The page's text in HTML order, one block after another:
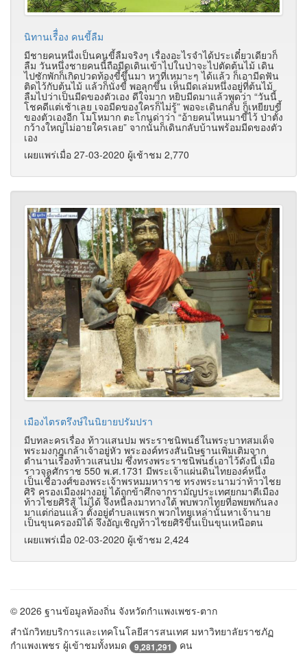
นิทานเรืื่อง คนขี้ลืม
มีชายคนหนึ่งเป็นคนขี้ลืมจริงๆ เรื่องอะไรจำได้ประเดี๋ยวเดียวก็
ลืม วันหนึ่งชายคนนี้ถือมีดเดินเข้าไปในป่าจะไปตัดต้นไม้ เดิน
ไปซักพักก็เกิดปวดท้องขี้ขึ้นมา หาที่เหมาะๆ ได้แล้ว ก็เอามีดฟัน
ติดไว้กับต้นไม้ แล้วก็นั่งขี้ พอลุกขึ้น เห็นมีดเล่มหนึ่งอยู่ที่ต้นไม้
ลืมไปว่าเป็นมีดของตัวเอง ดีใจมาก หยิบมีดมาแล้วพูดว่า “วันนี้
โชคดีแต่เช้าเลย เจอมีดของใครก็ไม่รู้” พอจะเดินกลับ ก็เหยียบขี้
ของตัวเองอีก โมโหมาก ตะโกนด่าว่า “อ้ายคนไหนมาขี้ไว้ ป่าตั้ง
กว้างใหญ่ไม่อายใครเลย” จากนั้นก็เดินกลับบ้านพร้อมมีดของตัว
เอง
เผยแพร่เมื่อ 27-03-2020 ผู้เช้าชม 2,770
เมืองไตรตรึงษ์ในนิยายปรัมปรา
มีบทละครเรื่อง ท้าวแสนปม พระราชนิพนธ์ในพระบาทสมเด็จ
พระมงกุฎเกล้าเจ้าอยู่หัว พระองค์ทรงสันนิษฐานเพิ่มเติมจาก
ตำนานเรื่องท้าวแสนปม ซึ่งทรงพระราชนิพนธ์เอาไว้ดังนี้ เมื่อ
ราวจุลศักราช 550 พ.ศ.1731 มีพระเจ้าแผ่นดินไทยองค์หนึ่ง
เป็นเชื้อวงศ์ของพระเจ้าพรหมมหาราช ทรงพระนามว่าท้าวไชย
ศิริ ครองเมืองฝางอยู่ ได้ถูกข้าศึกจากรามัญประเทศยกมาตีเมือง
ท้าวไชยศิริสู้ ไม่ได้ จึงหนีลงมาทางใต้ พบพวกไทยที่อพยพกันลง
มาแต่ก่อนแล้ว ตั้งอยู่ตำบลแพรก พวกไทยเหล่านั้นหาเจ้านาย
เป็นขุนครองมิได้ จึงอัญเชิญท้าวไชยศิริขึ้นเป็นขุนเหนือตน
เผยแพร่เมื่อ 02-03-2020 ผู้เช้าชม 2,424
© 2026 ฐานข้อมูลท้องถิ่น จังหวัดกำแพงเพชร-ตาก
สำนักวิทยบริการและเทคโนโลยีสารสนเทศ มหาวิทยาลัยราชภัฏ
กำแพงเพชร ผู้เข้าชมทั้งหมด
9,281,291 คน